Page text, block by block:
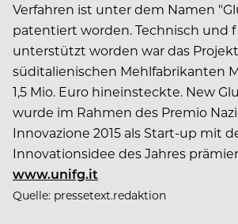
Verfahren ist unter dem Namen
patentiert worden. Technisch und
unterstützt worden war das
süditalienischen Mehlfabrikanten
1,5 Mio. Euro hineinsteckte. New
wurde im Rahmen des Premio
Innovazione 2015 als Start-up mit
Innovationsidee des Jahres
www.unifg.it
Quelle: pressetext.redaktion